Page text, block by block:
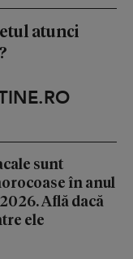
atunci
sunt
în anul
Află dacă
ele